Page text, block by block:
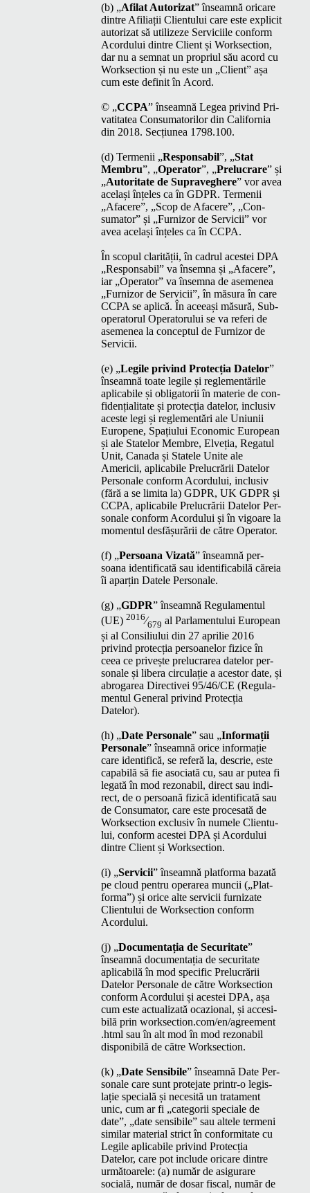
(b) „Afi­lat Autor­izat” înseam­nă ori­care
din­tre Afil­i­ații Clien­tu­lui care este explic­it
autor­izat să uti­lizeze Ser­vici­ile con­form
Acor­du­lui din­tre Client și Work­sec­tion,
dar nu a sem­nat un pro­pri­ul său acord cu
Work­sec­tion și nu este un „Client” așa
cum este definit în Acord.
© „CCPA” înseam­nă Leg­ea privind Pri­
vati­tatea Con­suma­to­rilor din Cal­i­for­nia
din 2018. Secți­unea 1798.100.
(d) Ter­menii „Respon­s­abil”, „Stat
Mem­bru”, „Oper­a­tor”, „Pre­lu­crare” și
„Autori­tate de Supraveg­here” vor avea
ace­lași înțe­les ca în GDPR. Ter­menii
„Afacere”, „Scop de Afacere”, „Con­
suma­tor” și „Furni­zor de Ser­vicii” vor
avea ace­lași înțe­les ca în CCPA.
În scop­ul clar­ității, în cadrul aces­tei DPA
„Respon­s­abil” va însem­na și „Afacere”,
iar „Oper­a­tor” va însem­na de aseme­nea
„Furni­zor de Ser­vicii”, în măsura în care
CCPA se aplică. În aceeași măsură, Sub-
oper­a­torul Oper­a­toru­lui se va referi de
aseme­nea la con­cep­tul de Furni­zor de
Servicii.
(e) „Legile privind Pro­tecția Datelor”
înseam­nă toate legile și regle­men­tările
aplic­a­bile și oblig­a­torii în materie de con­
fi­dențial­i­tate și pro­tecția datelor, inclu­siv
aces­te legi și regle­men­tări ale Uni­u­nii
Europene, Spați­u­lui Eco­nom­ic Euro­pean
și ale Statelor Mem­bre, Elveția, Regat­ul
Unit, Cana­da și Statele Unite ale
Americii, aplic­a­bile Pre­lu­crării Datelor
Per­son­ale con­form Acor­du­lui, inclu­siv
(fără a se limi­ta la) GDPR, UK GDPR și
CCPA, aplic­a­bile Pre­lu­crării Datelor Per­
son­ale con­form Acor­du­lui și în vigoare la
momen­tul des­fășurării de către Operator.
(f) „Per­soana Viza­tă” înseam­nă per­
soana iden­ti­fi­cată sau iden­ti­fi­ca­bilă căreia
îi aparțin Datele Personale.
(g) „GDPR” înseam­nă Reg­u­la­men­tul
(UE) 2016⁄679 al Par­la­men­tu­lui Euro­pean
și al Con­sil­i­u­lui din 27 aprilie 2016
privind pro­tecția per­soanelor fiz­ice în
ceea ce privește pre­lu­crarea datelor per­
son­ale și lib­era cir­cu­lație a aces­tor date, și
abrog­a­rea Direc­tivei 95/46/CE (Reg­u­la­
men­tul Gen­er­al privind Pro­tecția
Datelor).
(h) „Date Per­son­ale” sau „Infor­mații
Per­son­ale” înseam­nă orice infor­mație
care iden­ti­fică, se referă la, descrie, este
capa­bilă să fie aso­ci­ată cu, sau ar putea fi
legată în mod rezon­abil, direct sau indi­
rect, de o per­soană fiz­ică iden­ti­fi­cată sau
de Con­suma­tor, care este proce­sată de
Work­sec­tion exclu­siv în numele Clien­tu­
lui, con­form aces­tei DPA și Acor­du­lui
din­tre Client și Worksection.
(i) „Ser­vicii” înseam­nă plat­for­ma baza­tă
pe cloud pen­tru oper­area muncii („Plat­
for­ma”) și orice alte ser­vicii furnizate
Clien­tu­lui de Work­sec­tion con­form
Acordului.
(j) „Doc­u­men­tația de Secu­ri­tate”
înseam­nă doc­u­men­tația de secu­ri­tate
aplic­a­bilă în mod spe­cif­ic Pre­lu­crării
Datelor Per­son­ale de către Work­sec­tion
con­form Acor­du­lui și aces­tei DPA, așa
cum este actu­al­iza­tă ocazion­al, și acce­si­
bilă prin work​sec​tion​.com/​e​n​/​a​g​r​e​e​m​e​n​t​
.html sau în alt mod în mod rezon­abil
disponi­bilă de către Worksection.
(k) „Date Sen­si­bile” înseam­nă Date Per­
son­ale care sunt pro­te­jate printr‑o leg­is­
lație spe­cială și nece­sită un trata­ment
unic, cum ar fi „cat­e­gorii spe­ciale de
date”, „date sen­si­bile” sau altele ter­meni
sim­i­lar mate­r­i­al strict în con­for­mi­tate cu
Legile aplic­a­bile privind Pro­tecția
Datelor, care pot include ori­care din­tre
urmă­toarele: (a) număr de asig­u­rare
socială, număr de dosar fis­cal, număr de